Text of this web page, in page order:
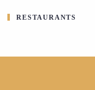
RESTAURANTS